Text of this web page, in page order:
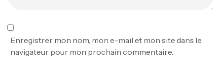
Enregistrer mon nom, mon e-mail et mon site dans le
navigateur pour mon prochain commentaire.
Bagagerie
د.ت
د.ت378,000